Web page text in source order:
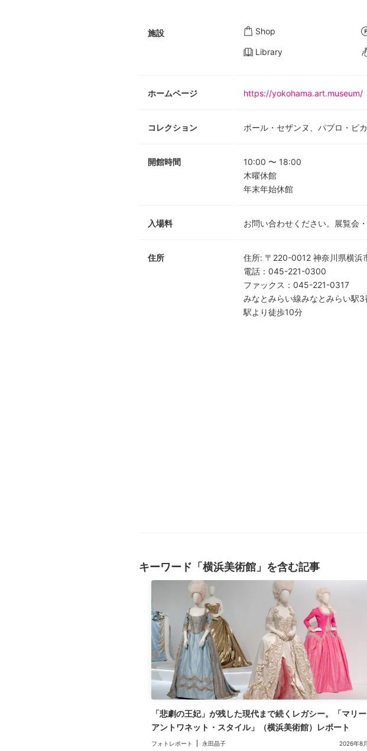
施設 Shop
Library
ホームページ https://yokohama.art.museum/
コレクション ポール・セザンヌ、パブロ・ピ
開館時間 10:00 〜 18:00
木曜休館
年末年始休館
入場料 お問い合わせください。展覧会
住所 住所: 〒220-0012 神奈川県横浜
電話 ： 045-221-0300
ファックス ： 045-221-0317
みなとみらい線みなとみらい駅
駅より徒歩10分
キーワード「横浜美術館」を含む記事
「悲劇の王妃」が残した現代まで続くレガシー。「マリー
アントワネット・スタイル」（横浜美術館）レポート
フォトレポート 永田晶子 2026年8